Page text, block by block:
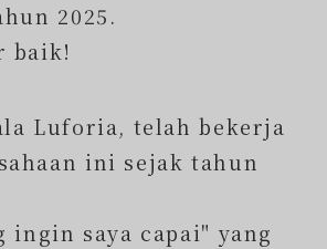
2025.
baik!
Luforia, telah bekerja
ini sejak tahun
ingin saya capai" yang